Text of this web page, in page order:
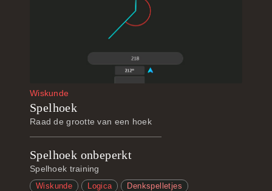
Wiskunde
Spelhoek
Raad de grootte van een hoek
Spelhoek onbeperkt
Spelhoek training
Wiskunde Logica Denkspelletjes